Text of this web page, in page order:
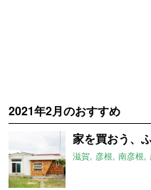
2021年2月のおすすめ
家を買おう、
滋賀 彦根 南彦根